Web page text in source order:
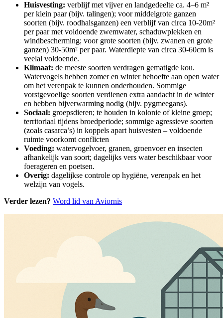
Huisvesting: verblijf met vijver en landgedeelte ca. 4–6 m²
per klein paar (bijv. talingen); voor middelgrote ganzen
soorten (bijv. roodhalsganzen) een verblijf van circa 10-20m²
per paar met voldoende zwemwater, schaduwplekken en
windbescherming; voor grote soorten (bijv. zwanen en grote
ganzen) 30-50m² per paar. Waterdiepte van circa 30-60cm is
veelal voldoende.
Klimaat: de meeste soorten verdragen gematigde kou.
Watervogels hebben zomer en winter behoefte aan open water
om het verenpak te kunnen onderhouden. Sommige
vorstgevoelige soorten verdienen extra aandacht in de winter
en hebben bijverwarming nodig (bijv. pygmeegans).
Sociaal: groepsdieren; te houden in kolonie of kleine groep;
territoriaal tijdens broedperiode; sommige agressieve soorten
(zoals casarca’s) in koppels apart huisvesten – voldoende
ruimte voorkomt conflicten
Voeding: watervogelvoer, granen, groenvoer en insecten
afhankelijk van soort; dagelijks vers water beschikbaar voor
foerageren en poetsen.
Overig: dagelijkse controle op hygiëne, verenpak en het
welzijn van vogels.
Verder lezen? Word lid van Aviornis